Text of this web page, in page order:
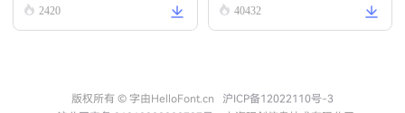
2420 40432
版权所有 © 字由HelloFont.cn
沪ICP备12022110号-3